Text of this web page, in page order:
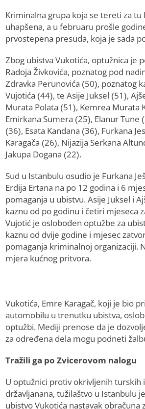
Kriminalna grupa koja se tereti za tu
uhapšena, a u februaru prošle
prvostepena presuda, koja je sada
Zbog ubistva Vukotića, optužnica je
Radoja Živkovića, poznatog pod
Zdravka Perunovića (50), poznatog
Vujotića (44), te Asije Juksel (51),
Murata Polata (51), Kemrea Murata
Emirkana Sumera (25), Elanur Tune
(36), Esata Kandana (36), Furkana
Karagača (26), Nijazija Serkana
Jakupa Dogana (22).
Sud u Istanbulu osudio je Furkana
Erdija Ertana na po 12 godina i 6
pomaganja u ubistvu. Asije Juksel i
kaznu od po godinu i četiri mjeseca
Vujotić je oslobođen optužbe za
kaznu od dvije godine i mjesec
pomaganja kriminalnoj organizaciji.
mjera kućnog pritvora.
Vukotića, Emre Karagač, koji je bio
automobilu u trenutku ubistva,
optužbi. Mediji prenose da je
za određena dela mogu podneti
Tražili ga po Zvicerovom nalogu
U optužnici protiv okrivljenih turskih
državljanana, tužilaštvo u Istanbulu
ubistvo Vukotića nastavak obračuna